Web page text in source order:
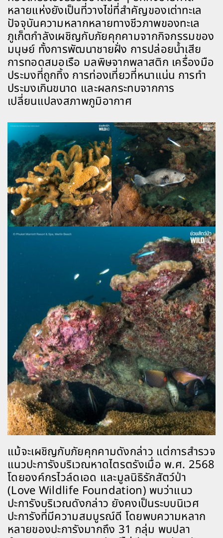
หลายแห่งยังเป็นที่วางไข่ที่สำคัญของเต่าทะเล
ปัจจุบันความหลากหลายทางชีวภาพของทะเล
ภูเก็ตกำลังเผชิญกับภัยคุกคามจากกิจกรรมของ
มนุษย์ ทั้งการพัฒนาชายฝั่ง การปล่อยน้ำเสีย
การทอดสมอเรือ มลพิษจากพลาสติก เครื่องมือ
ประมงที่ถูกทิ้ง การท่องเที่ยวที่หนาแน่น การทำ
ประมงเกินขนาด และผลกระทบจากการ
เปลี่ยนแปลงสภาพภูมิอากาศ
แม้จะเผชิญกับภัยคุกคามดังกล่าว แต่การสำรวจ
แนวปะการังบริเวณหาดไตรตรังเมื่อ พ.ศ. 2568
โดยองค์กรไวล์ดเอด และมูลนิธิรักสัตว์ป่า
(Love Wildlife Foundation) พบว่าแนว
ปะการังบริเวณดังกล่าว ยังคงเป็นระบบนิเวศ
ปะการังที่มีความสมบูรณ์ดี โดยพบความหลาก
หลายของปะการังมากถึง 31 กลุ่ม พบปลา